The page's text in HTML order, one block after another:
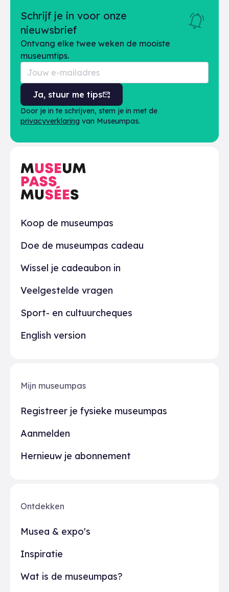
Praktisch
Koop de museumpas
Doe de museumpas cadeau
Wissel je cadeaubon in
Veelgestelde vragen
Sport- en cultuurcheques
English version
Schrijf je in voor onze
nieuwsbrief
Ontvang elke twee weken de mooiste
museumtips.
Ja, stuur me tips
Door je in te schrijven, stem je in met de
privacyverklaring van Museumpas.
Ontdekken
Musea & expo's
Inspiratie
Wat is de museumpas?
Mijn museumpas
Registreer je fysieke museumpas
Aanmelden
Hernieuw je abonnement